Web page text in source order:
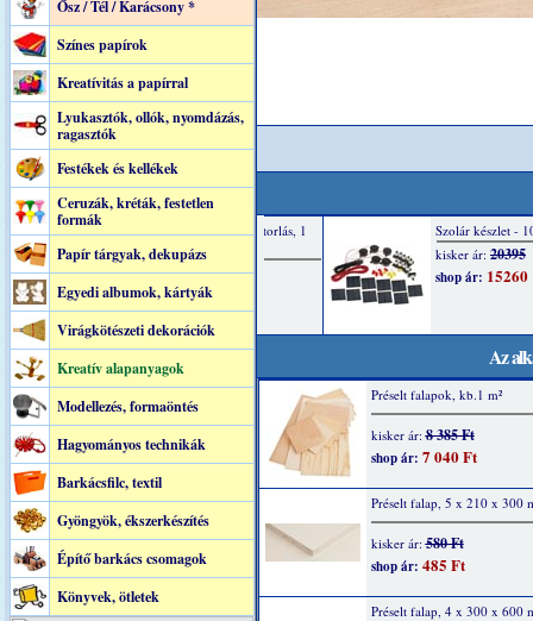
Ősz / Tél / Karácsony *
Színes papírok
Kreatívitás a papírral
Lyukasztók, ollók, nyomdázás,
ragasztók
Festékek és kellékek
Ceruzák, kréták, festetlen
formák
Papír tárgyak, dekupázs
Egyedi albumok, kártyák
Virágkötészeti dekorációk
Kreatív alapanyagok
Modellezés, formaöntés
Hagyományos technikák
Barkácsfilc, textil
Gyöngyök, ékszerkészítés
Építő barkács csomagok
Könyvek, ötletek
Az
Préselt falapok, kb.1 m²
kisker ár:8 385 Ft
shop ár: 7 040 Ft
Préselt falap, 5 x 210 x 300
kisker ár:580 Ft
shop ár: 485 Ft
Préselt falap, 4 x 300 x 600